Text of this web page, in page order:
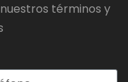
términos y